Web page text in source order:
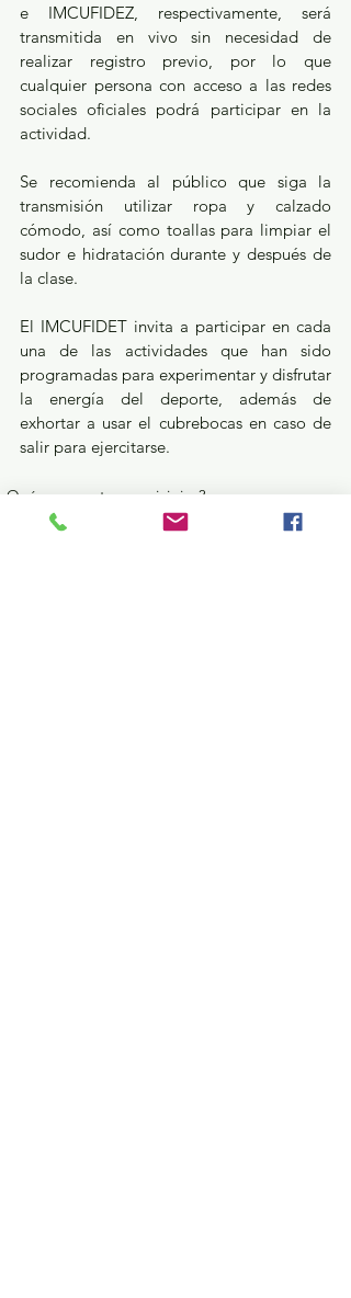
e IMCUFIDEZ, respectivamente, será
transmitida en vivo sin necesidad de
realizar registro previo, por lo que
cualquier persona con acceso a las redes
sociales oficiales podrá participar en la
actividad.
Se recomienda al público que siga la
transmisión utilizar ropa y calzado
cómodo, así como toallas para limpiar el
sudor e hidratación durante y después de
la clase.
El IMCUFIDET invita a participar en cada
una de las actividades que han sido
programadas para experimentar y disfrutar
la energía del deporte, además de
exhortar a usar el cubrebocas en caso de
salir para ejercitarse.
¿Qué pasa en tus municipios?